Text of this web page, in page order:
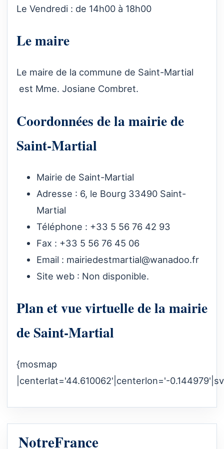
Le Vendredi : de 14h00 à 18h00
Le maire
Le maire de la commune de Saint-Martial
est Mme. Josiane Combret.
Coordonnées de la mairie de
Saint-Martial
Mairie de Saint-Martial
Adresse : 6, le Bourg 33490 Saint-
Martial
Téléphone : +33 5 56 76 42 93
Fax : +33 5 56 76 45 06
Email : mairiedestmartial@wanadoo.fr
Site web : Non disponible.
Plan et vue virtuelle de la mairie
de Saint-Martial
{mosmap
|centerlat='44.610062'|centerlon='-
NotreFrance